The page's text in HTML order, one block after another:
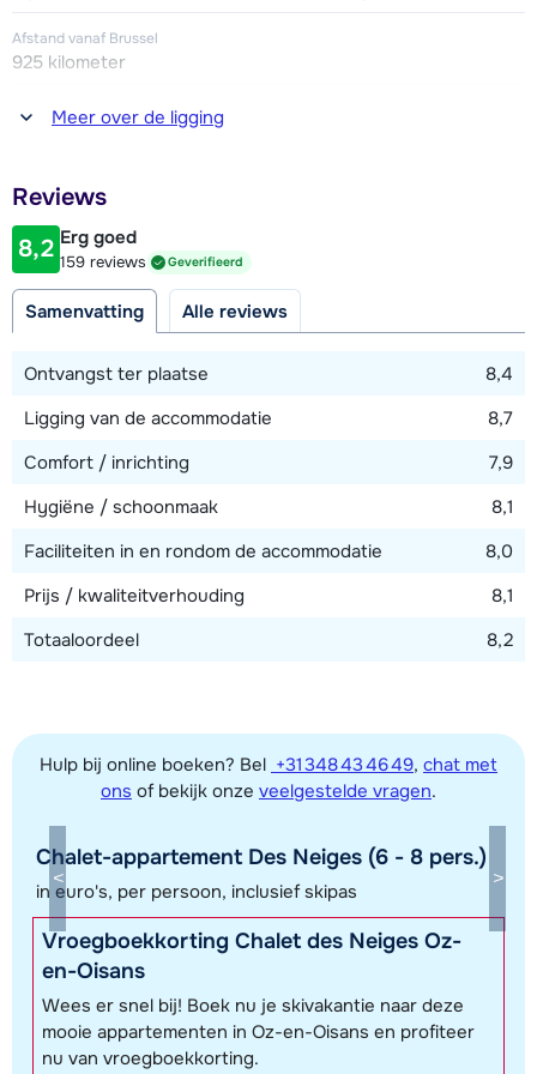
Afstand vanaf Brussel
925 kilometer
Afstand tot winkel(s)
50 meter
50 meter
Afstand tot piste
25 meter
Toon alle accommodaties in dit gebied
Deze kaart geeft een indicatie van de ligging van onze accommodaties. De
exacte locatie kan enigszins afwijken.
Meer over de ligging
Reviews
8,2 Erg goed
159 reviews Geverifieerd
Samenvatting Alle reviews
Ontvangst ter plaatse
8,4
Ligging van de accommodatie
8,7
Comfort / inrichting
7,9
Hygiëne / schoonmaak
8,1
Faciliteiten in en rondom de accommodatie
8,0
Prijs / kwaliteitverhouding
8,1
Totaaloordeel
8,2
Hulp bij online boeken? Bel +31 348 43 46 49, chat met
ons of bekijk onze veelgestelde vragen.
Chalet-appartement Des Neiges (6 - 8 pers.)
in euro's, per persoon, inclusief skipas
Vroegboekkorting Chalet des Neiges Oz-
en-Oisans
Wees er snel bij! Boek nu je skivakantie naar deze
mooie appartementen in Oz-en-Oisans en profiteer
nu van vroegboekkorting.